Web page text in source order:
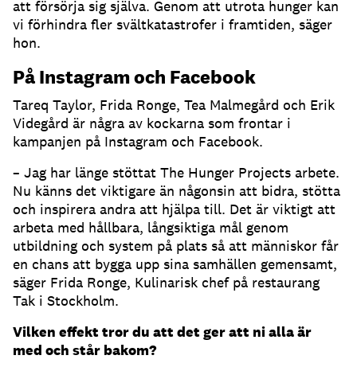
att försörja sig själva. Genom att utrota hunger kan
vi förhindra fler svältkatastrofer i framtiden, säger
hon.
På Instagram och Facebook
Tareq Taylor, Frida Ronge, Tea Malmegård och Erik
Videgård är några av kockarna som frontar i
kampanjen på Instagram och Facebook.
– Jag har länge stöttat The Hunger Projects arbete.
Nu känns det viktigare än någonsin att bidra, stötta
och inspirera andra att hjälpa till. Det är viktigt att
arbeta med hållbara, långsiktiga mål genom
utbildning och system på plats så att människor får
en chans att bygga upp sina samhällen gemensamt,
säger Frida Ronge, Kulinarisk chef på restaurang
Tak i Stockholm.
Vilken effekt tror du att det ger att ni alla är
med och står bakom?